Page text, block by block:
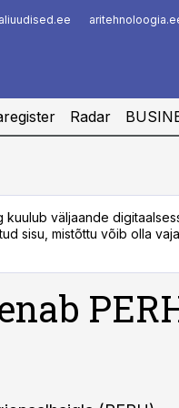
Radar
kuulub väljaande
sisu, mistõttu võib olla